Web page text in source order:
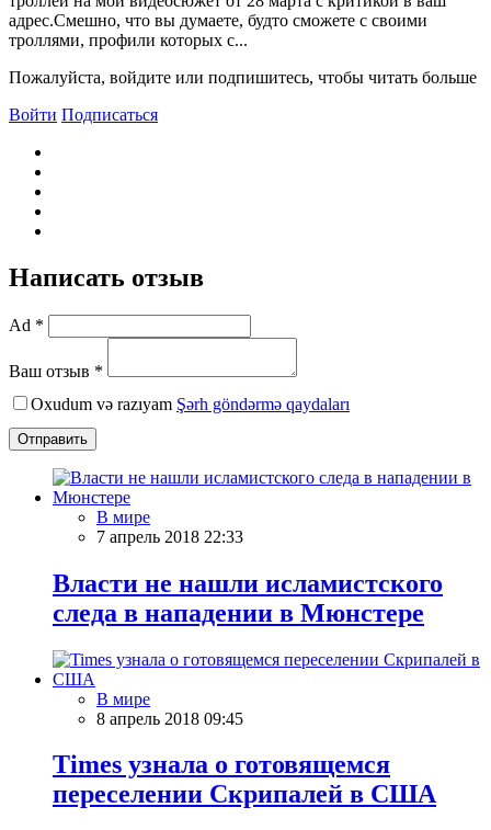
адрес.Смешно, что вы думаете, будто сможете с своими
троллями, профили которых с...
Пожалуйста, войдите или подпишитесь, чтобы читать больше
Войти Подписаться
Написать отзыв
Ad *
Ваш отзыв *
Oxudum və razıyam Şərh göndərmə qaydaları
Отправить
В мире
7 апрель 2018 22:33
Власти не нашли исламистского
следа в нападении в Мюнстере
В мире
8 апрель 2018 09:45
Times узнала о готовящемся
переселении Скрипалей в США